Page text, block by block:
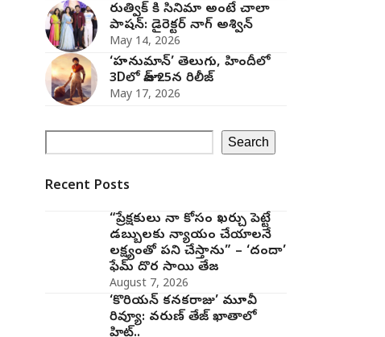
రుత్విక్ కి సినిమా అంటే చాలా
పాషన్: డైరెక్టర్ నాగ్ అశ్విన్
May 14, 2026
‘హనుమాన్’ తెలుగు, హిందీలో
3Dలో జూన్ 25న రిలీజ్
May 17, 2026
Search
Recent Posts
“ప్రేక్షకులు నా కోసం ఖర్చు పెట్టే
డబ్బులకు న్యాయం చేయాలనే
లక్ష్యంతో పని చేస్తాను” – ‘దందా’
ఫేమ్ దొర సాయి తేజ
August 7, 2026
‘కొరియన్ కనకరాజు’ మూవీ
రివ్యూ: వరుణ్ తేజ్ ఖాతాలో